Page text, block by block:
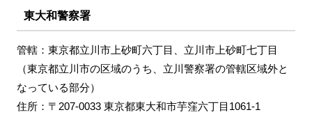
東大和警察署
管轄：東京都立川市上砂町六丁目、立川市上砂町七丁目
（東京都立川市の区域のうち、立川警察署の管轄区域外と
なっている部分）
住所：〒207-0033 東京都東大和市芋窪六丁目1061-1